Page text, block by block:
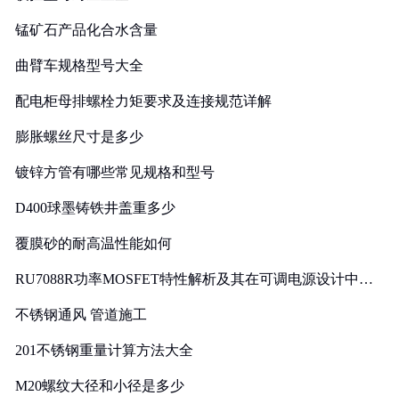
锰矿石产品化合水含量
曲臂车规格型号大全
配电柜母排螺栓力矩要求及连接规范详解
膨胀螺丝尺寸是多少
镀锌方管有哪些常见规格和型号
D400球墨铸铁井盖重多少
覆膜砂的耐高温性能如何
RU7088R功率MOSFET特性解析及其在可调电源设计中的
不锈钢通风 管道施工
201不锈钢重量计算方法大全
M20螺纹大径和小径是多少